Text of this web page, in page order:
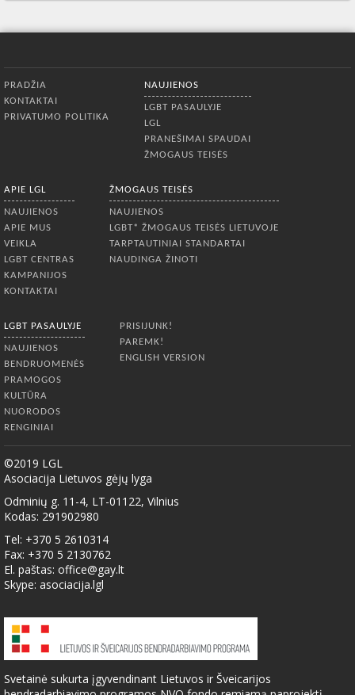
PRADŽIA
KONTAKTAI
PRIVATUMO POLITIKA
NAUJIENOS
LGBT PASAULYJE
LGL
PRANEŠIMAI SPAUDAI
ŽMOGAUS TEISĖS
APIE LGL
NAUJIENOS
APIE MUS
VEIKLA
LGBT CENTRAS
KAMPANIJOS
KONTAKTAI
ŽMOGAUS TEISĖS
NAUJIENOS
LGBT* ŽMOGAUS TEISĖS LIETUVOJE
TARPTAUTINIAI STANDARTAI
NAUDINGA ŽINOTI
LGBT PASAULYJE
NAUJIENOS
BENDRUOMENĖS
PRAMOGOS
KULTŪRA
NUORODOS
RENGINIAI
PRISIJUNK!
PAREMK!
ENGLISH VERSION
©2019 LGL
Asociacija Lietuvos gėjų lyga
Odminių g. 11-4, LT-01122, Vilnius
Kodas: 291902980
Tel: +370 5 2610314
Fax: +370 5 2130762
El. paštas: office@gay.lt
Skype: asociacija.lgl
Svetainė sukurta įgyvendinant Lietuvos ir Šveicarijos